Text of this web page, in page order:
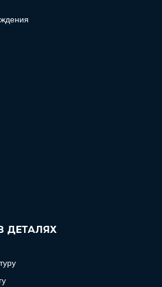
ДЕТАЛЯХ